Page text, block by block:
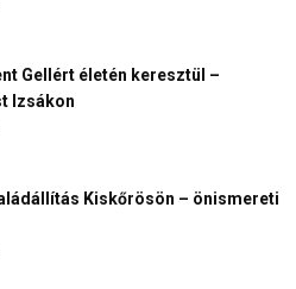
Gellért életén keresztül –
Izsákon
Kiskőrösön – önismereti